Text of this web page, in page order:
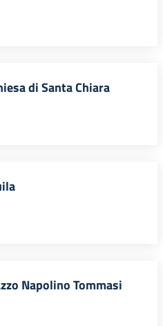
di Santa Chiara
Napolino Tommasi